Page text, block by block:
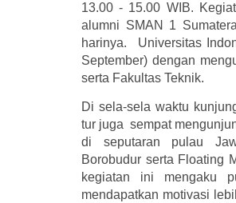
13.00 - 15.00 WIB.
alumni SMAN 1
harinya. Universitas
September) dengan
serta Fakultas Teknik.
Di sela-sela waktu
tur juga sempat
di seputaran pulau
Borobudur serta Floating
kegiatan ini mengaku
mendapatkan motivasi